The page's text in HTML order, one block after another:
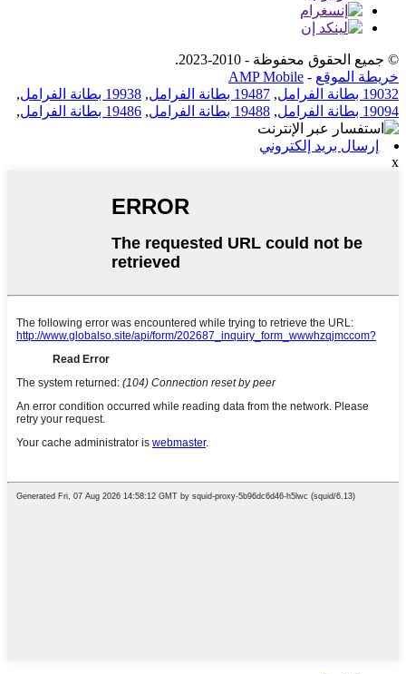
© جميع الحقوق محفوظة - 2010-2023.
خريطة الموقع -
AMP Mobile
19032 بطانة الفرامل
, 19487 بطانة الفرامل , 19938 بطانة الفرامل
,
19094 بطانة الفرامل
, 19488 بطانة الفرامل , 19486 بطانة الفرامل ,
إرسال بريد إلكتروني
x